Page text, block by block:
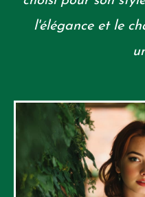
l'élégance et le